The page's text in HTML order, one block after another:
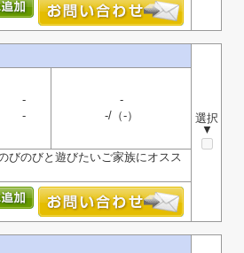
選択
▼
-
-
-
-/（-）
びのびと遊びたいご家族にオスス